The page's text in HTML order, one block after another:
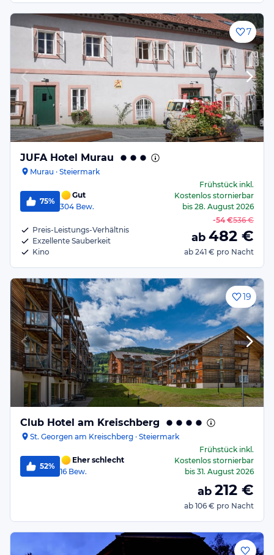
7
JUFA Hotel Murau
Murau · Steiermark
75%
Gut
304 Bew.
Preis-Leistungs-Verhältnis
Exzellente Sauberkeit
Kino
Frühstückinkl.
Kostenlos stornierbar
bis 28. August 2026
-54 €536 €
ab 482 €
ab 241 € pro Nacht
19
Club Hotel am Kreischberg
St. Georgen am Kreischberg · Steiermark
52%
Eher schlecht
16 Bew.
Frühstückinkl.
Kostenlos stornierbar
bis 31. August 2026
ab 212 €
ab 106 € pro Nacht